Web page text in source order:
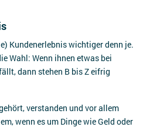
Kundenerlebnis wichtiger denn je.
Wahl: Wenn ihnen etwas bei
dann stehen B bis Z eifrig
verstanden und vor allem
wenn es um Dinge wie Geld oder